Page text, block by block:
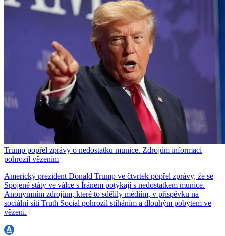
Trump popřel zprávy o nedostatku munice. Zdrojům informací
pohrozil vězením
Americký prezident Donald Trump ve čtvrtek popřel zprávy, že se
Spojené státy ve válce s Íránem potýkají s nedostatkem munice.
Anonymním zdrojům, které to sdělily médiím, v příspěvku na
sociální síti Truth Social pohrozil stíháním a dlouhým pobytem ve
vězení.